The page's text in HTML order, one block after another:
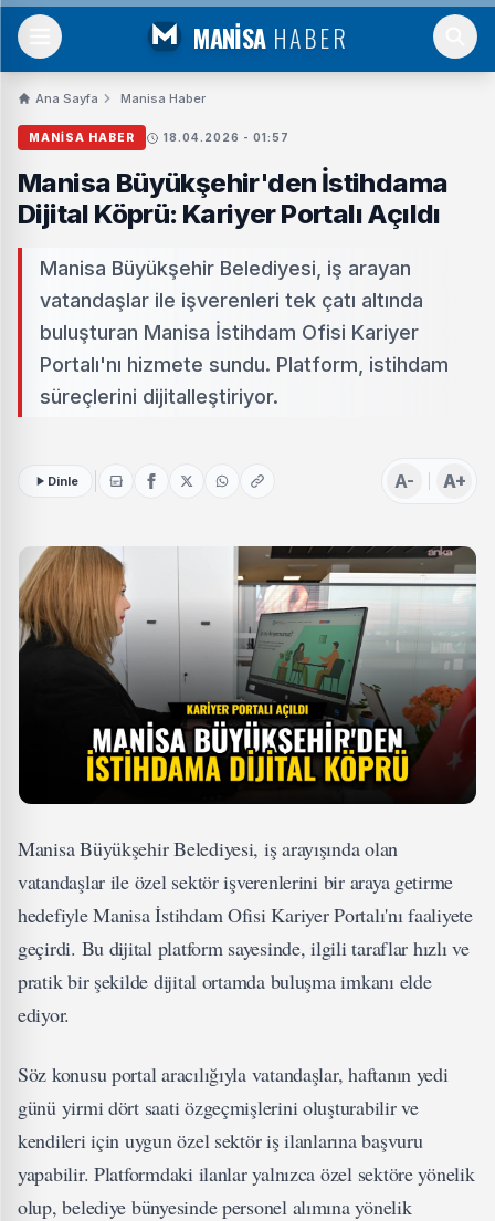
MANİSA HABER
Ana Sayfa Manisa Haber
MANISA HABER 18.04.2026 - 01:57
Manisa Büyükşehir'den İstihdama
Dijital Köprü: Kariyer Portalı Açıldı
Manisa Büyükşehir Belediyesi, iş arayan
vatandaşlar ile işverenleri tek çatı altında
buluşturan Manisa İstihdam Ofisi Kariyer
Portalı'nı hizmete sundu. Platform, istihdam
süreçlerini dijitalleştiriyor.
Dinle A- A+
Manisa Büyükşehir Belediyesi, iş arayışında olan
vatandaşlar ile özel sektör işverenlerini bir araya getirme
hedefiyle Manisa İstihdam Ofisi Kariyer Portalı'nı faaliyete
geçirdi. Bu dijital platform sayesinde, ilgili taraflar hızlı ve
pratik bir şekilde dijital ortamda buluşma imkanı elde
ediyor.
Söz konusu portal aracılığıyla vatandaşlar, haftanın yedi
günü yirmi dört saati özgeçmişlerini oluşturabilir ve
kendileri için uygun özel sektör iş ilanlarına başvuru
yapabilir. Platformdaki ilanlar yalnızca özel sektöre yönelik
olup, belediye bünyesinde personel alımına yönelik